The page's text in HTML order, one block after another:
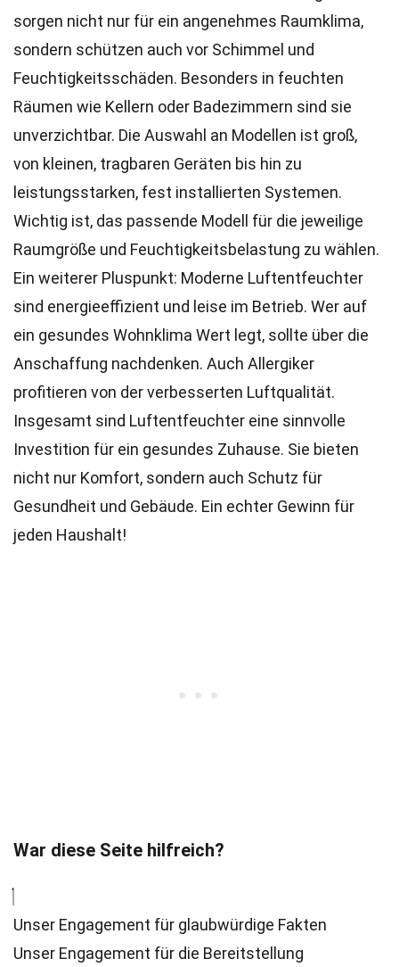
sorgen nicht nur für ein angenehmes Raumklima,
sondern schützen auch vor Schimmel und
Feuchtigkeitsschäden. Besonders in feuchten
Räumen wie Kellern oder Badezimmern sind sie
unverzichtbar. Die Auswahl an Modellen ist groß,
von kleinen, tragbaren Geräten bis hin zu
leistungsstarken, fest installierten Systemen.
Wichtig ist, das passende Modell für die jeweilige
Raumgröße und Feuchtigkeitsbelastung zu wählen.
Ein weiterer Pluspunkt: Moderne Luftentfeuchter
sind energieeffizient und leise im Betrieb. Wer auf
ein gesundes Wohnklima Wert legt, sollte über die
Anschaffung nachdenken. Auch Allergiker
profitieren von der verbesserten Luftqualität.
Insgesamt sind Luftentfeuchter eine sinnvolle
Investition für ein gesundes Zuhause. Sie bieten
nicht nur Komfort, sondern auch Schutz für
Gesundheit und Gebäude. Ein echter Gewinn für
jeden Haushalt!
War diese Seite hilfreich?
Unser Engagement für glaubwürdige Fakten
Unser Engagement für die Bereitstellung